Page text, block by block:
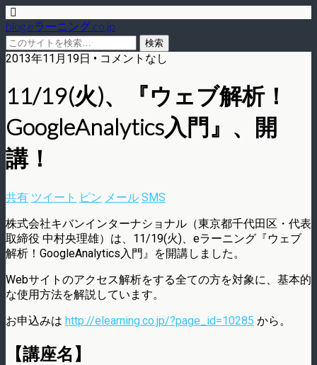
blog.eラーニング.co.jp
2013年11月19日 • コメントなし
11/19(火)、『ウェブ解析！
GoogleAnalytics入門』、開
講！
共有 ツイート ピン メール SMS
株式会社キバンインターナショナル（東京都千代田区・代表
取締役 中村央理雄）は、11/19(火)、eラーニング『ウェブ
解析！GoogleAnalytics入門』を開講しました。
Webサイトのアクセス解析をする全ての方を対象に、基本的
な使用方法を解説しています。
お申込みは http://elearning.co.jp/?page_id=10285 から。
【講座名】